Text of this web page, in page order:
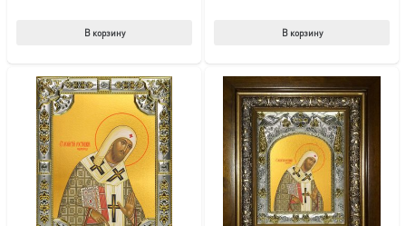
В корзину В корзину